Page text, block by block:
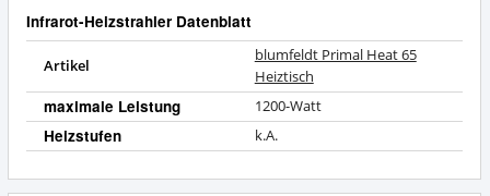
Infrarot-Heizstrahler Datenblatt
Artikel
blumfeldt Primal Heat 65
Heiztisch
maximale Leistung 1200-Watt
Heizstufen k.A.